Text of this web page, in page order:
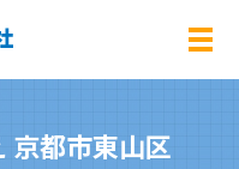
メ
京都市東山区